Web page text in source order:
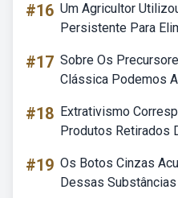
#16 Um Agricultor
Persistente Para
#17 Sobre Os
Clássica Podemos
#18 Extrativismo
Produtos Retirados
#19 Os Botos Cinzas
Dessas